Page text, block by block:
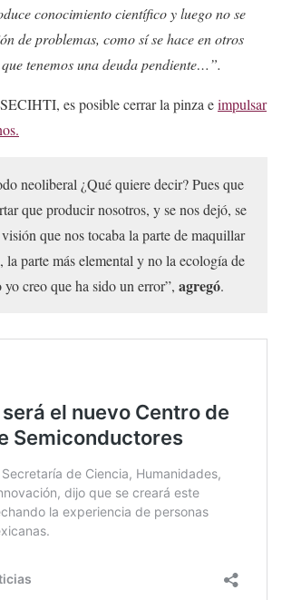
conocimiento científico y luego no se
de problemas, como sí se hace en otros
tenemos una deuda pendiente…”.
es posible cerrar la pinza eimpulsar
neoliberal ¿Qué quiere decir? Pues que
que producir nosotros, y se nos dejó, se
que nos tocaba la parte de maquillar
la parte más elemental y no la ecología de
creo que ha sido un error”, agregó.